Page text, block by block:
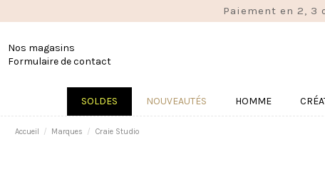
Paiement en 2, 3
Nos magasins
Formulaire de contact
SOLDES NOUVEAUTÉS HOMME
Accueil Marques Craie Studio